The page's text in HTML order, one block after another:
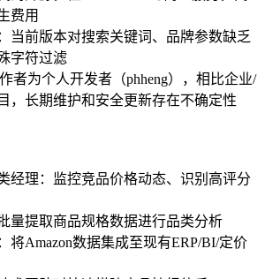
费用
：当前版本对搜索关键词、品牌参数缺乏
字符过滤
者为个人开发者（phheng），相比企业/
，长期维护和安全更新存在不确定性
经理：监控竞品价格动态、识别高评分
量提取商品规格数据进行品类分析
将Amazon数据集成至现有ERP/BI/定价